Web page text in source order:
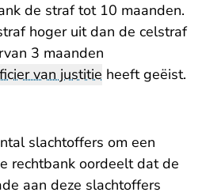
de straf tot 10 maanden.
hoger uit dan de celstraf
3 maanden
van justitie heeft geëist.
slachtoffers om een
rechtbank oordeelt dat de
aan deze slachtoffers